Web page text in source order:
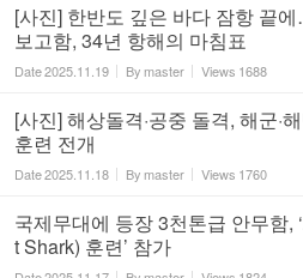
[사진] 한반도 깊은 바다 잠항 끝
보고함, 34년 항해의 마침표
Date2025.11.19 Bymaster Views 1688
[사진] 해상돌격·공중 돌격, 해군·
훈련 전개
Date2025.11.18 Bymaster Views 1760
국제무대에 등장 3천톤급 안무함,
t Shark) 훈련’ 참가